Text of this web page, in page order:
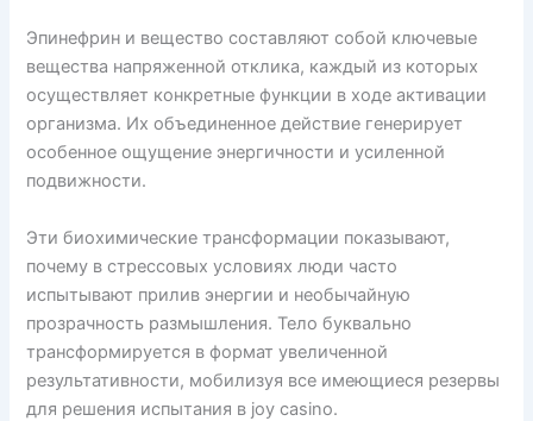
Эпинефрин и вещество составляют собой ключевые
вещества напряженной отклика, каждый из которых
осуществляет конкретные функции в ходе активации
организма. Их объединенное действие генерирует
особенное ощущение энергичности и усиленной
подвижности.
Эти биохимические трансформации показывают,
почему в стрессовых условиях люди часто
испытывают прилив энергии и необычайную
прозрачность размышления. Тело буквально
трансформируется в формат увеличенной
результативности, мобилизуя все имеющиеся резервы
для решения испытания в joy casino.